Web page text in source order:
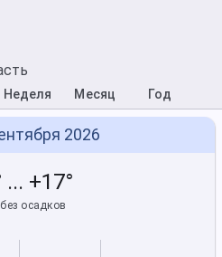
Неделя Месяц Год
2026
... +17°
осадков